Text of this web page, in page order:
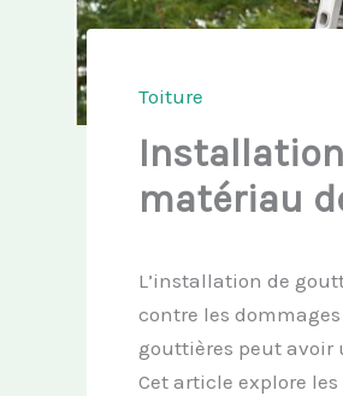
Toiture
matériau
L’installation de
contre les
gouttières peut
Cet article explore